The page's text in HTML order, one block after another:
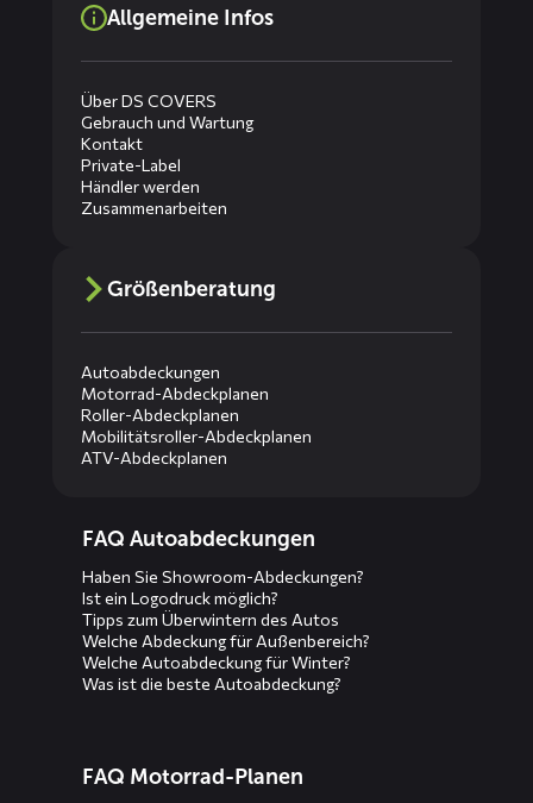
Allgemeine Infos
Über DS COVERS
Gebrauch und Wartung
Kontakt
Private-Label
Händler werden
Zusammenarbeiten
Größenberatung
Autoabdeckungen
Motorrad-Abdeckplanen
Roller-Abdeckplanen
Mobilitätsroller-Abdeckplanen
ATV-Abdeckplanen
menusFAQ Autoabdeckungen
Haben Sie Showroom-Abdeckungen?
Ist ein Logodruck möglich?
Tipps zum Überwintern des Autos
Welche Abdeckung für Außenbereich?
Welche Autoabdeckung für Winter?
Was ist die beste Autoabdeckung?
FAQ Motorrad-Planen